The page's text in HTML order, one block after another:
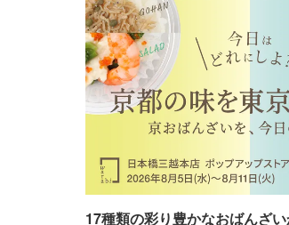
17種類の彩り豊かなおばんざ